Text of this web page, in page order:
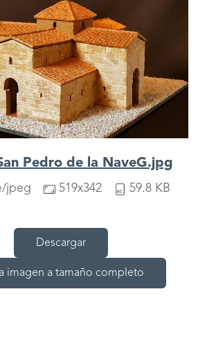
Pedro de la NaveG.jpg
jpeg 519x342 59.8 KB
Descargar
imagen a tamaño completo